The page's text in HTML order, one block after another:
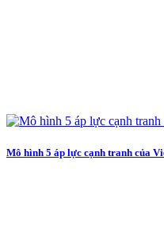
Mô hình 5 áp lực cạnh tranh của